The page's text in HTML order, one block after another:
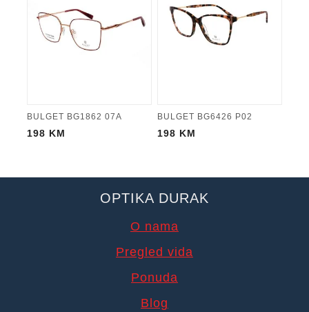
BULGET BG1862 07A
198 KM
BULGET BG6426 P02
198 KM
OPTIKA DURAK
O nama
Pregled vida
Ponuda
Blog